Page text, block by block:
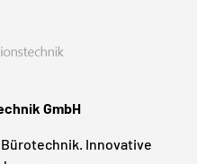
GmbH
Bürotechnik. Innovative